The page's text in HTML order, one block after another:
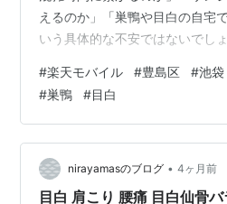
えるのか」「巣鴨や目白の自宅
いう具体的な不安ではないでし
鴨・大塚・目白の住宅街・文教
通信需要もまったく違ってきま
す。 楽天モバイル公式が公表し
2023年9月時点で99.9%に到達
東京都内は重点的に整備が進め
さらに、池袋駅は2026年…
#楽天モバイル #豊島区 #池袋
#巣鴨 #目白
nirayamasのブログ • 4ヶ月前
目白 肩こり 腰痛 目白仙骨